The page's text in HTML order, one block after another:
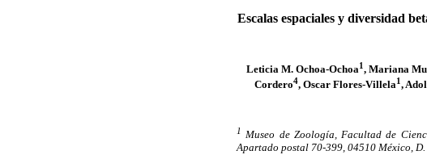
Escalas espaciales y diversidad
Leticia M. Ochoa-Ochoa1, Mariana
Cordero4, Oscar Flores-Villela1,
1
Museo de Zoología, Facultad de
Apartado postal 70-399, 04510 México, D.